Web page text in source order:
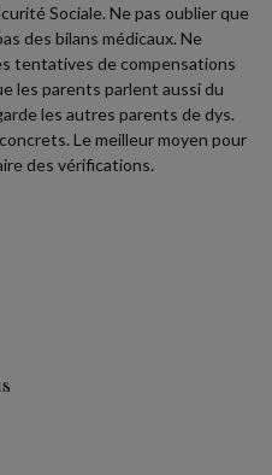
Sociale. Ne pas oublier que
des bilans médicaux. Ne
tentatives de compensations
les parents parlent aussi du
les autres parents de dys.
Le meilleur moyen pour
des vérifications.